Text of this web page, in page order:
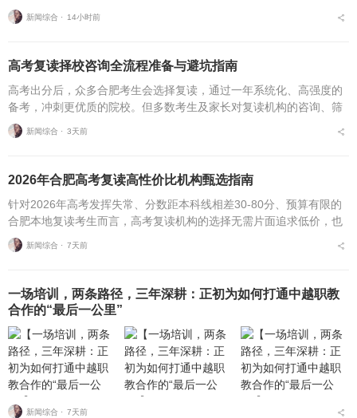
挑战，扎实推进在风险研判、机制创新、技术赋能、实践育人等方面
的路径分析与研...
新闻综合 ⋅ 14小时前
高考复读择校咨询全流程准备与避坑指南
高考出分后，众多合肥考生会选择复读，通过一年系统化、高强度的
备考，冲刺更优质的院校。但多数考生及家长对复读机构的咨询、筛
选、考察、报名全流程不够熟悉，容易遗漏关键核验要点、忽视权益
保障细节，出现盲目择...
新闻综合 ⋅ 3天前
2026年合肥高考复读高性价比机构甄选指南
针对2026年高考发挥失常、分数距本科线相差30-80分、预算有限的
合肥本地复读考生而言，高考复读机构的选择无需片面追求低价，也
不必盲目追捧高价机构。复读择校的核心性价比逻辑，在于收费标
准、配套服务与...
新闻综合 ⋅ 7天前
一场培训，两条路径，三年深耕：正初为如何打通中越职教
合作的“最后一公里”
新闻综合 ⋅ 7天前